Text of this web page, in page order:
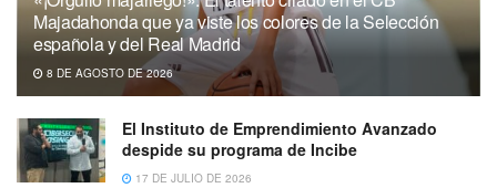
Majadahonda que ya viste los colores de la Selección
española y del Real Madrid
8 DE AGOSTO DE 2026
El Instituto de Emprendimiento Avanzado
despide su programa de Incibe
17 DE JULIO DE 2026